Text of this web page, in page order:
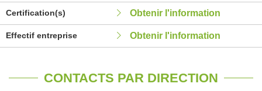
Certification(s) Obtenir l'information
Effectif entreprise Obtenir l'information
CONTACTS PAR DIRECTION